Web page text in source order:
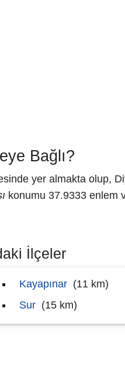
Bağlı?
yer almakta olup,
konumu 37.9333 enlem
İlçeler
Kayapınar (11 km)
Sur (15 km)